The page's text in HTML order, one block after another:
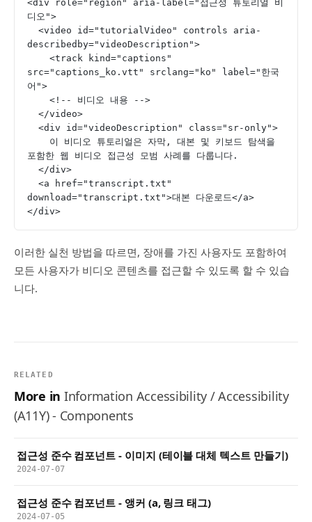
<div role="region" aria-label="접근성 튜토리얼 비
디오">
describedby="videoDescription">
src="captions_ko.vtt" srclang="ko" label="한국
어">
    <!-- 비디오 내용 -->
  </video>
  <div id="videoDescription" class="sr-only">
포함한 웹 비디오 접근성 모범 사례를 다룹니다.
  </div>
download="transcript.txt">대본 다운로드</a>
</div>
이러한 실천 방법을 따르면, 장애를 가진 사용자도 포함하여
모든 사용자가 비디오 콘텐츠를 접근할 수 있도록 할 수 있습
니다.
RELATED
More in Information Accessibility / Accessibility
(A11Y) - Components
접근성 준수 컴포넌트 - 이미지 (테이블 대체 텍스트 만들기)
2024-07-07
접근성 준수 컴포넌트 - 앵커 (a, 링크 태그)
2024-07-05